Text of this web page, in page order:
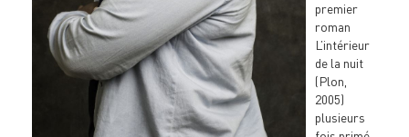
premier
roman
L’intérieur
de la nuit
(Plon,
2005)
plusieurs